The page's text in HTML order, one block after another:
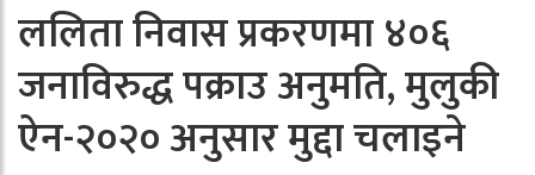
ललिता निवास प्रकरणमा ४०६
जनाविरुद्ध पक्राउ अनुमति, मुलुकी
ऐन-२०२० अनुसार मुद्दा चलाइने